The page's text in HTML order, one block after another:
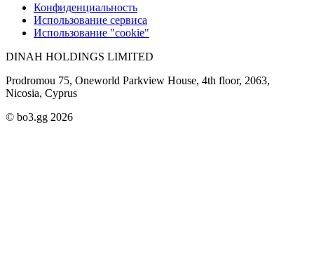
Конфиденциальность
Использование сервиса
Использование "cookie"
DINAH HOLDINGS LIMITED
Prodromou 75, Oneworld Parkview House, 4th floor, 2063,
Nicosia, Cyprus
© bo3.gg 2026